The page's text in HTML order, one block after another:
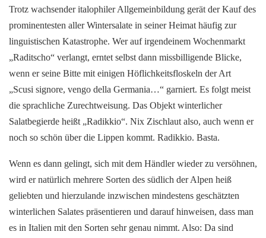
Trotz wachsender italophiler Allgemeinbildung gerät der Kauf des
prominentesten aller Wintersalate in seiner Heimat häufig zur
linguistischen Katastrophe. Wer auf irgendeinem Wochenmarkt
„Raditscho“ verlangt, erntet selbst dann missbilligende Blicke,
wenn er seine Bitte mit einigen Höflichkeitsfloskeln der Art
„Scusi signore, vengo della Germania…“ garniert. Es folgt meist
die sprachliche Zurechtweisung. Das Objekt winterlicher
Salatbegierde heißt „Radikkio“. Nix Zischlaut also, auch wenn er
noch so schön über die Lippen kommt. Radikkio. Basta.
Wenn es dann gelingt, sich mit dem Händler wieder zu versöhnen,
wird er natürlich mehrere Sorten des südlich der Alpen heiß
geliebten und hierzulande inzwischen mindestens geschätzten
winterlichen Salates präsentieren und darauf hinweisen, dass man
es in Italien mit den Sorten sehr genau nimmt. Also: Da sind